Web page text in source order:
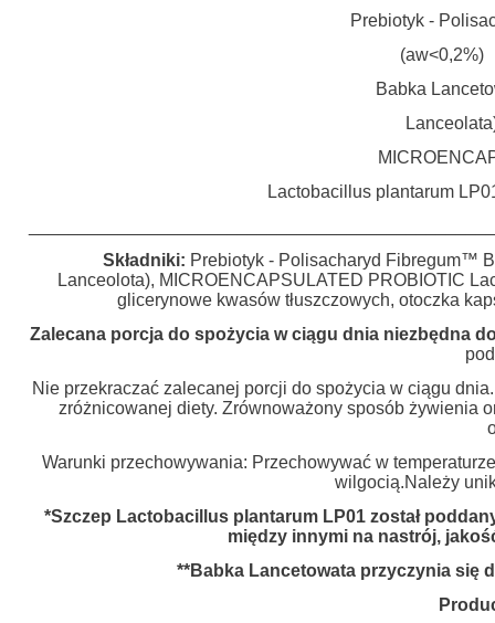
Prebiotyk -
Babka
Lactobacillus plantarum
Składniki: Prebiotyk - Polisacharyd Fibregum™
Lanceolota), MICROENCAPSULATED PROBIOTIC
glicerynowe kwasów tłuszczowych, otoczka
Zalecana porcja do spożycia w ciągu dnia niezbędna
Nie przekraczać zalecanej porcji do spożycia w ciągu
zróżnicowanej diety. Zrównoważony sposób żywienia
Warunki przechowywania: Przechowywać w
wilgocią.Należy
*Szczep Lactobacillus plantarum LP01 został
między innymi na nastrój,
**Babka Lancetowata przyczynia się